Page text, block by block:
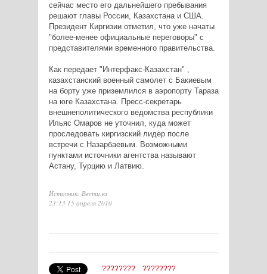
сейчас место его дальнейшего пребывания
решают главы России, Казахстана и США.
Президент Киргизии отметил, что уже начаты
"более-менее официальные переговоры" с
представителями временного правительства.
Как передает "Интерфакс-Казахстан" ,
казахстанский военный самолет с Бакиевым
на борту уже приземлился в аэропорту Тараза
на юге Казахстана. Пресс-секретарь
внешнеполитического ведомства республики
Ильяс Омаров не уточнил, куда может
проследовать киргизский лидер после
встречи с Назарбаевым. Возможными
пунктами источники агентства называют
Астану, Турцию и Латвию.
Источник: Вести.кз
23:13 15 апреля 2010
???????? ????????